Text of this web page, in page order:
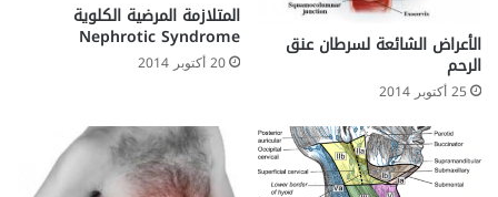
الأعراض الشائعة لسرطان عنق
الرحم
25 أكتوبر 2014
المتلازمة المرضية الكلوية
Nephrotic Syndrome
20 أكتوبر 2014